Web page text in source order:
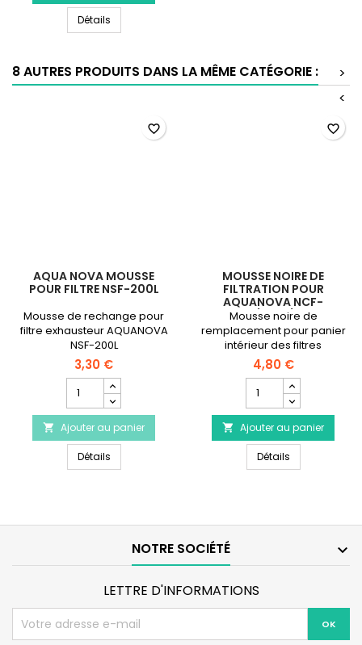
AQUA
NOVA
Filtre
Double
NSF-
DétailsAQUA NOVA Filtre Exhausteur Double NSF-200L
8 AUTRES PRODUITS DANS LA MÊME CATÉGORIE :
>
<
AQUA NOVA MOUSSE
POUR FILTRE NSF-200L
Mousse de rechange pour
filtre exhausteur AQUANOVA
NSF-200L
3,30 €
quantité
du
produit
AQUA
NOVA
Mousse
200L
 Ajouter au panier
DétailsAQUA NOVA Mousse pour filtre NSF-200L
favorite_border
MOUSSE NOIRE DE
FILTRATION POUR
AQUANOVA NCF-
1000/1200/1500
Mousse noire de
remplacement pour panier
intérieur des filtres
AQUANOVA NCF-1000, NCF-
1200 et NCF-1500.
4,80 €
quantité
du
produit
Mousse
Noire
de
NCF-
 Ajouter au panier
DétailsMousse Noire
favorite_border
NOTRE SOCIÉTÉ 
LETTRE D'INFORMATIONS